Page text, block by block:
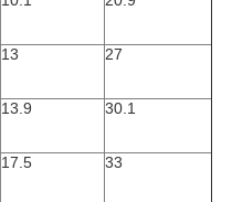
13 27
13.9 30.1
17.5 33